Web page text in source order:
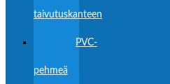
taivutuskanteen
PVC-
pehmeä